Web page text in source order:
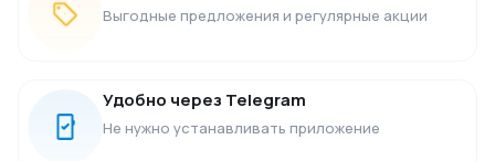
Выгодные предложения и регулярные акции
Удобно через Telegram
Не нужно устанавливать приложение